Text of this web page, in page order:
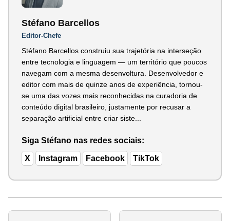
Stéfano Barcellos
Editor-Chefe
Stéfano Barcellos construiu sua trajetória na interseção
entre tecnologia e linguagem — um território que poucos
navegam com a mesma desenvoltura. Desenvolvedor e
editor com mais de quinze anos de experiência, tornou-
se uma das vozes mais reconhecidas na curadoria de
conteúdo digital brasileiro, justamente por recusar a
separação artificial entre criar siste...
Siga Stéfano nas redes sociais:
X Instagram Facebook TikTok